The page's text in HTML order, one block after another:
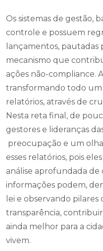
Os sistemas de gestão,
controle e possuem
lançamentos, pautadas
mecanismo que
ações não-compliance.
transformando todo um
relatórios, através de
Nesta reta final, de
gestores e lideranças
preocupação e um
esses relatórios, pois
análise aprofundada de
informações podem,
lei e observando pilares
transparência,
ainda melhor para a
vivem.